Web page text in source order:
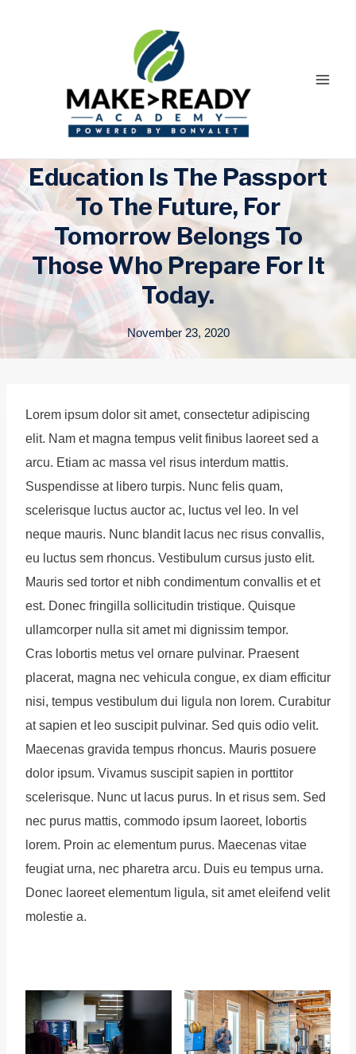
Education Is The Passport
To The Future, For
Tomorrow Belongs To
Those Who Prepare For It
Today.
November 23, 2020
Lorem ipsum dolor sit amet, consectetur adipiscing
elit. Nam et magna tempus velit finibus laoreet sed a
arcu. Etiam ac massa vel risus interdum mattis.
Suspendisse at libero turpis. Nunc felis quam,
scelerisque luctus auctor ac, luctus vel leo. In vel
neque mauris. Nunc blandit lacus nec risus convallis,
eu luctus sem rhoncus. Vestibulum cursus justo elit.
Mauris sed tortor et nibh condimentum convallis et et
est. Donec fringilla sollicitudin tristique. Quisque
ullamcorper nulla sit amet mi dignissim tempor.
Cras lobortis metus vel ornare pulvinar. Praesent
placerat, magna nec vehicula congue, ex diam efficitur
nisi, tempus vestibulum dui ligula non lorem. Curabitur
at sapien et leo suscipit pulvinar. Sed quis odio velit.
Maecenas gravida tempus rhoncus. Mauris posuere
dolor ipsum. Vivamus suscipit sapien in porttitor
scelerisque. Nunc ut lacus purus. In et risus sem. Sed
nec purus mattis, commodo ipsum laoreet, lobortis
lorem. Proin ac elementum purus. Maecenas vitae
feugiat urna, nec pharetra arcu. Duis eu tempus urna.
Donec laoreet elementum ligula, sit amet eleifend velit
molestie a.